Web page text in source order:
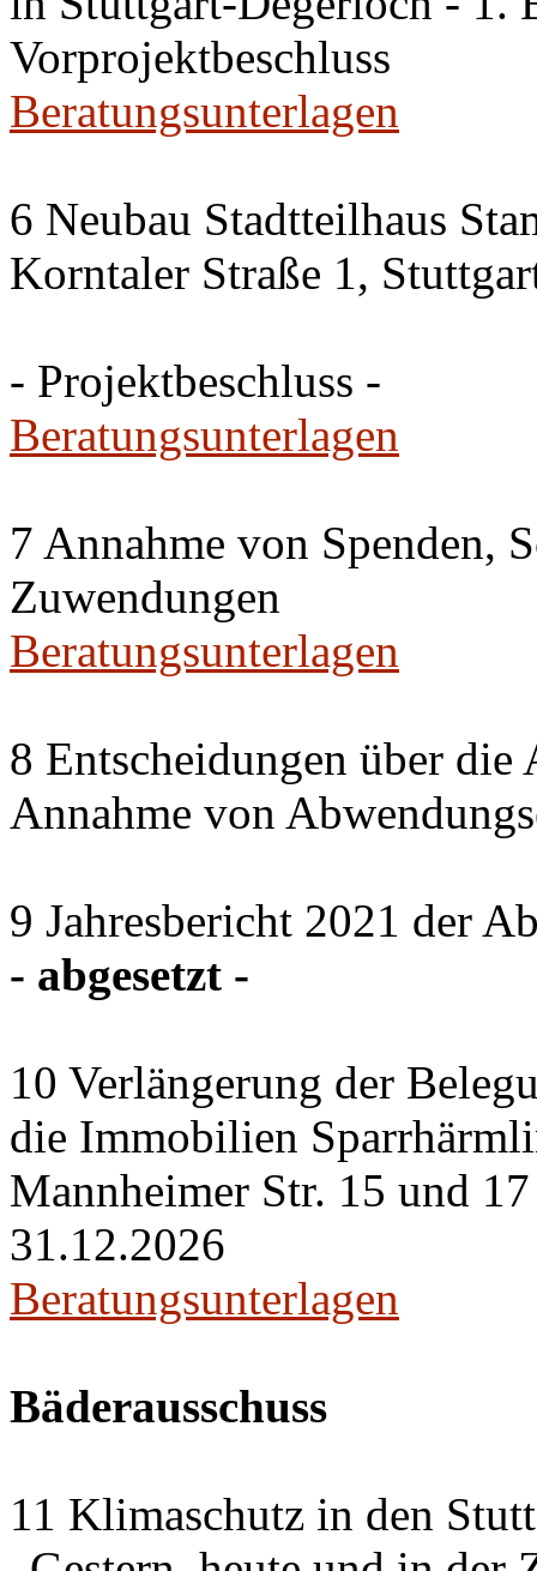
Vorprojektbeschluss
Beratungsunterlagen
6 Neubau Stadtteilhaus
Korntaler Straße 1,
- Projektbeschluss -
Beratungsunterlagen
7 Annahme von Spenden,
Zuwendungen
Beratungsunterlagen
8 Entscheidungen über
Annahme von
9 Jahresbericht 2021 der
- abgesetzt -
10 Verlängerung der
die Immobilien
Mannheimer Str. 15 und
31.12.2026
Beratungsunterlagen
Bäderausschuss
11 Klimaschutz in den